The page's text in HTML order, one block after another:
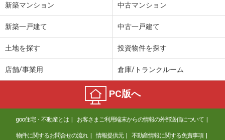
新築マンション 中古マンション
新築一戸建て 中古一戸建て
土地を探す 投資物件を探す
店舗/事業用 倉庫/トランクルーム
PC版へ
goo住宅・不動産とは お客さまご利用端末からの情報の外部送信について
物件に関するお問合せの流れ 情報提供元 不動産情報に関する免責事項